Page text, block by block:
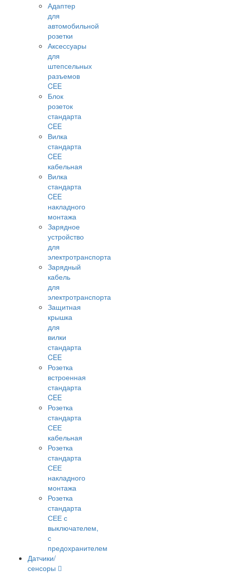
Адаптер
для
автомобильной
розетки
Аксессуары
для
штепсельных
разъемов
CEE
Блок
розеток
стандарта
CEE
Вилка
стандарта
CEE
кабельная
Вилка
стандарта
CEE
накладного
монтажа
Зарядное
устройство
для
электротранспорта
Зарядный
кабель
для
электротранспорта
Защитная
крышка
для
вилки
стандарта
CEE
Розетка
встроенная
стандарта
CEE
Розетка
стандарта
СЕЕ
кабельная
Розетка
стандарта
СЕЕ
накладного
монтажа
Розетка
стандарта
СЕЕ с
выключателем,
с
предохранителем
Датчики/
сенсоры